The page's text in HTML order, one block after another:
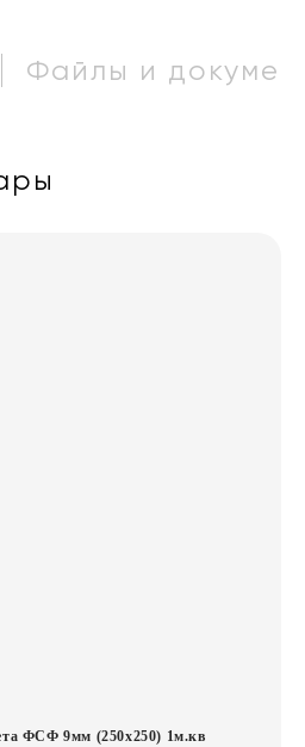
Файлы и
ФСФ 9мм (250х250) 1м.кв